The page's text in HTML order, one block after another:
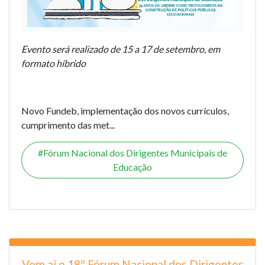
Evento será realizado de 15 a 17 de setembro, em
formato híbrido
Novo Fundeb, implementação dos novos currículos,
cumprimento das met...
Fórum Nacional dos Dirigentes Municipais de
Educação